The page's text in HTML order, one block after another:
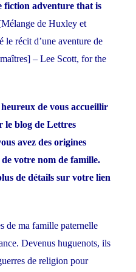
fiction adventure that is
de Huxley et
le récit d’une aventure de
– Lee Scott, for the
de vous accueillir
le blog de Lettres
avez des origines
votre nom de famille.
de détails sur votre lien
de ma famille paternelle
Devenus huguenots, ils
de religion pour